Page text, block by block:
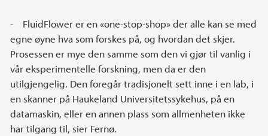
- FluidFlower er en «one-stop-shop» der alle kan se med
egne øyne hva som forskes på, og hvordan det skjer.
Prosessen er mye den samme som den vi gjør til vanlig i
vår eksperimentelle forskning, men da er den
utilgjengelig. Den foregår tradisjonelt sett inne i en lab, i
en skanner på Haukeland Universitetssykehus, på en
datamaskin, eller en annen plass som allmenheten ikke
har tilgang til, sier Fernø.